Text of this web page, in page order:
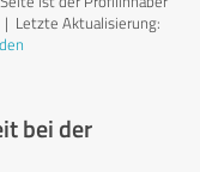
| Letzte Aktualisierung:
bei der